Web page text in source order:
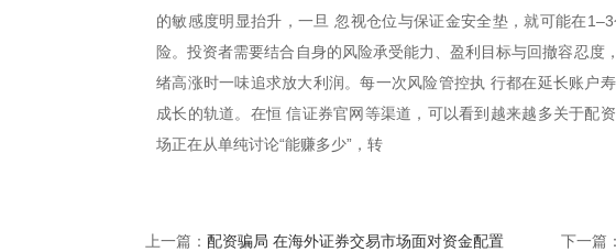
的敏感度明显抬升，一旦 忽视仓位与保证金安全垫，就可能在
险。投资者需要结合自身的风险承受能力、盈利目标与回撤容忍度
绪高涨时一味追求放大利润。每一次风险管控执 行都在延长账户
成长的轨道。在恒 信证券官网等渠道，可以看到越来越多关于配
场正在从单纯讨论“能赚多少”，转
上一篇： 配资骗局 在海外证券交易市场面对资金配置
下一篇：